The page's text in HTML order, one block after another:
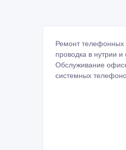
Ремонт телефонных
проводка в нутрии
Обслуживание
системных